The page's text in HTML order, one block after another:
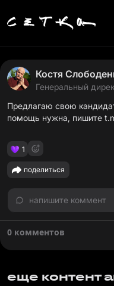
Костя
Генеральный
Предлагаю свою
помощь нужна, пишите
1
поделиться
напишите коммент
0 комментов
еще контент